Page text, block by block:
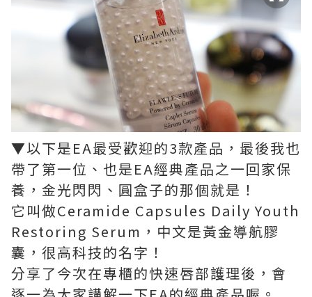
▼以下是EA最受歡迎的3款產品，最後我也
帶了第一位、也是EA經典產品之一回家保
養，金光閃閃、圓盒子的那個就是！
它叫做Ceramide Capsules Daily Youth
Restoring Serum，中文是黃金導航膠
囊，很高科技的名字！
分享了今次在專櫃的快速唇部護理後，會